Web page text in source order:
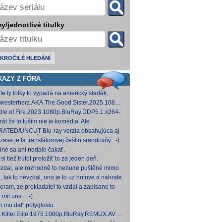
jednotlivé titulky
HLEDÁNÍ
Z FÓRA
ty fotky to vypadá na americký slaďák,
opak je pravdou..... Kdysi jsem četl i
cinepth [5,88 GB] Nemecké
[18,74 GB]
že to tuším nie je komédia. Ale
sa môže konať. Možno príde aj
pes a tomu
UNCUT Blu-ray verzia obsahujúca aj
Skarsgårda, explicitnejšie zábery sexu
je ta translátorovej češtin srandovňý. :-)
sa ani nedalo čakať.
si tiež trúfol preložiť to za jeden deň.
ale rozhodně to nebude puštěné mimo
Samozřejmě překladač.
tak to nevzdal, ono je to uz hotove a nahrate.
ze prekladatel to vzdal a zapisane to
mit uns... :-)
mu dal" polyglosiu.